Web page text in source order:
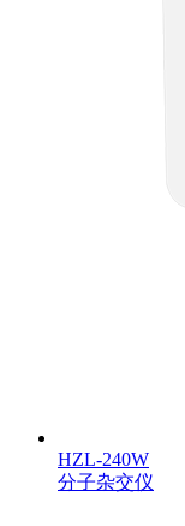
HZL-240W
分子杂交仪